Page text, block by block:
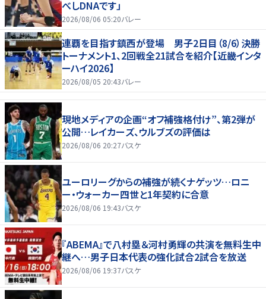
べしDNAです」
2026/08/06 05:20バレー
連覇を目指す鎮西が登場 男子2日目（8/6）決勝
トーナメント1、2回戦全21試合を紹介【近畿インタ
ーハイ2026】
2026/08/05 20:43バレー
現地メディアの企画“オフ補強格付け”、第2弾が
公開…レイカーズ、ウルブズの評価は
2026/08/06 20:27バスケ
ユーロリーグからの補強が続くナゲッツ…ロニ
ー・ウォーカー四世と1年契約に合意
2026/08/06 19:43バスケ
『ABEMA』で八村塁＆河村勇輝の共演を無料生中
継へ…男子日本代表の強化試合2試合を放送
2026/08/06 19:37バスケ